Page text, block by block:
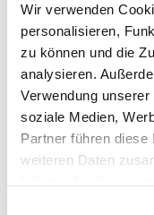
Wir verwenden
personalisieren,
zu können und die
analysieren.
Verwendung
soziale Medien,
Partner führen
weiteren Daten
Dies